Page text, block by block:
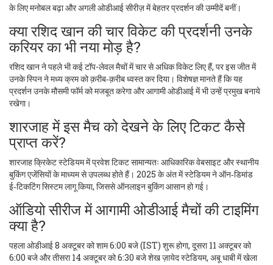
के लिए मनोबल बढ़ा और अगली ओडीआई सीरीज़ में बेहतर प्रदर्शन की उम्मीदें बनीं।
क्या रशिद खान की चार विकेट की प्रदर्शनी उनके
करियर का भी नया मोड़ है?
रशिद खान ने पहले भी कई टॉप-लेवल मैचों में चार से अधिक विकेट लिए हैं, पर इस जीत में
उनके स्पिन ने मध्य क्रम को क़रीब‑क़रीब ध्वस्त कर दिया। विशेषज्ञ मानते हैं कि यह
प्रदर्शन उनके मौसमी फॉर्म को मजबूत करेगा और आगामी ओडीआई में भी उन्हें प्रमुख बनाये
रखेगा।
शारजाह में इस मैच को देखने के लिए टिकट कैसे
प्राप्त करें?
शारजाह क्रिकेट स्टेडियम में प्रवेश टिकट सामान्यतः आधिकारिक वेबसाइट और स्थानीय
बुकिंग एजेंसियों के माध्यम से उपलब्ध होते हैं। 2025 के अंत में स्टेडियम ने ऑन‑डिमांड
ई‑टिकटिंग सिस्टम लागू किया, जिससे ऑनलाइन बुकिंग आसान हो गई।
ऑडियो सीरीज में आगामी ओडीआई मैचों की टाइमिंग
क्या है?
पहला ओडीआई 8 अक्टूबर को शाम 6:00 बजे (IST) शुरू होगा, दूसरा 11 अक्टूबर को
6:00 बजे और तीसरा 14 अक्टूबर को 6:30 बजे शेख ज़ायेद स्टेडियम, अबू धाबी में खेला